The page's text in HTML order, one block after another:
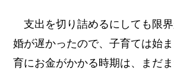
支出を切り詰めるにしても限
婚が遅かったので、子育ては始
育にお金がかかる時期は、まだ